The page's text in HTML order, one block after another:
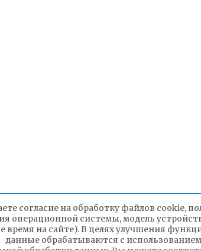
согласие на обработку файлов cookie,
операционной системы, модель
на сайте). В целях улучшения
данные обрабатываются с